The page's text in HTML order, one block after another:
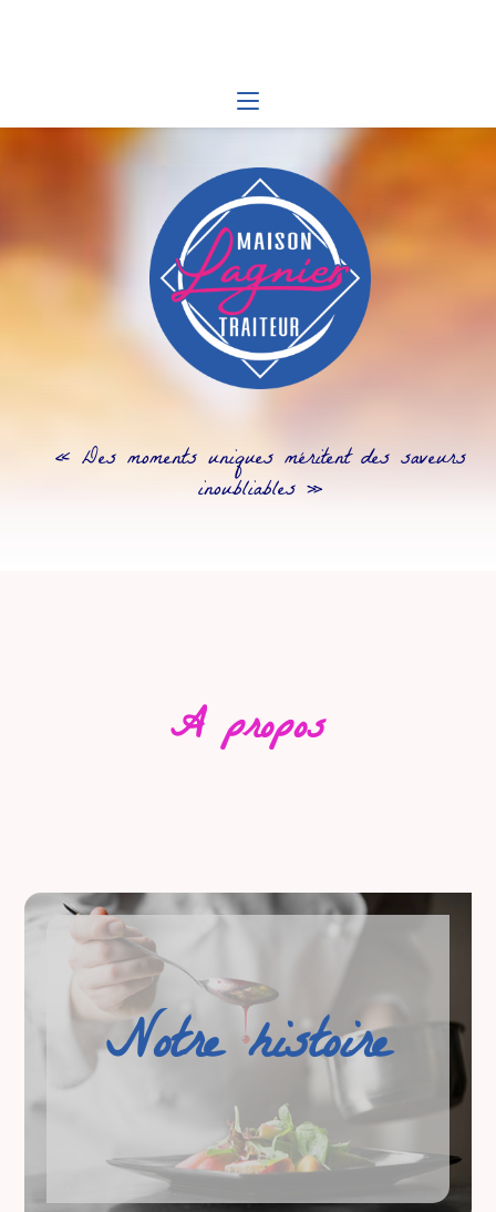
« Des moments uniques méritent des saveurs
inoubliables »
A propos
Notre histoire